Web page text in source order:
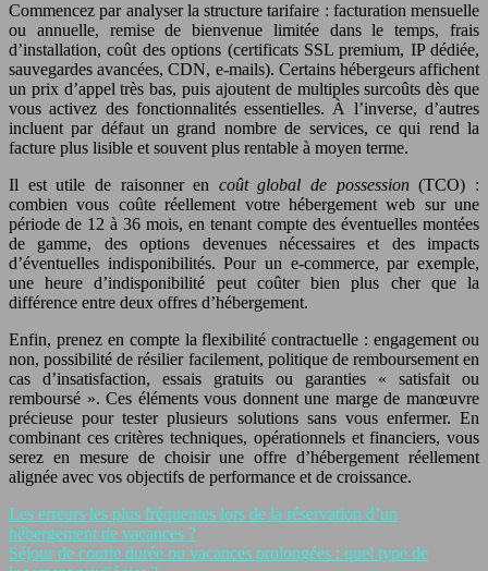
Commencez par analyser la structure tarifaire : facturation mensuelle
ou annuelle, remise de bienvenue limitée dans le temps, frais
d’installation, coût des options (certificats SSL premium, IP dédiée,
sauvegardes avancées, CDN, e‑mails). Certains hébergeurs affichent
un prix d’appel très bas, puis ajoutent de multiples surcoûts dès que
vous activez des fonctionnalités essentielles. À l’inverse, d’autres
incluent par défaut un grand nombre de services, ce qui rend la
facture plus lisible et souvent plus rentable à moyen terme.
Il est utile de raisonner en coût global de possession(TCO) :
combien vous coûte réellement votre hébergement web sur une
période de 12 à 36 mois, en tenant compte des éventuelles montées
de gamme, des options devenues nécessaires et des impacts
d’éventuelles indisponibilités. Pour un e‑commerce, par exemple,
une heure d’indisponibilité peut coûter bien plus cher que la
différence entre deux offres d’hébergement.
Enfin, prenez en compte la flexibilité contractuelle : engagement ou
non, possibilité de résilier facilement, politique de remboursement en
cas d’insatisfaction, essais gratuits ou garanties « satisfait ou
remboursé ». Ces éléments vous donnent une marge de manœuvre
précieuse pour tester plusieurs solutions sans vous enfermer. En
combinant ces critères techniques, opérationnels et financiers, vous
serez en mesure de choisir une offre d’hébergement réellement
alignée avec vos objectifs de performance et de croissance.
Les erreurs les plus fréquentes lors de la réservation d’un
hébergement de vacances ?
Séjour de courte durée ou vacances prolongées : quel type de